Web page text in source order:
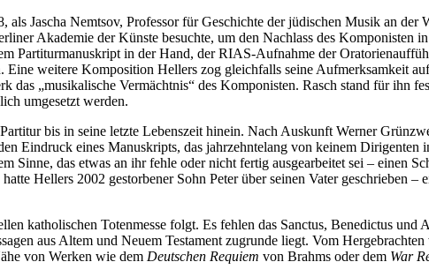
Jascha Nemtsov, Professor für Geschichte der jüdischen Musik an der
Akademie der Künste besuchte, um den Nachlass des Komponisten
Partiturmanuskript in der Hand, der RIAS-Aufnahme der
Eine weitere Komposition Hellers zog gleichfalls seine Aufmerksamkeit
das „musikalische Vermächtnis“ des Komponisten. Rasch stand für ihn
umgesetzt werden.
bis in seine letzte Lebenszeit hinein. Nach Auskunft Werner
Eindruck eines Manuskripts, das jahrzehntelang von keinem Dirigenten
das etwas an ihr fehle oder nicht fertig ausgearbeitet sei – einen
Hellers 2002 gestorbener Sohn Peter über seinen Vater geschrieben –
katholischen Totenmesse folgt. Es fehlen das Sanctus, Benedictus und
aus Altem und Neuem Testament zugrunde liegt. Vom
von Werken wie dem Deutschen Requiem von Brahms oder dem War